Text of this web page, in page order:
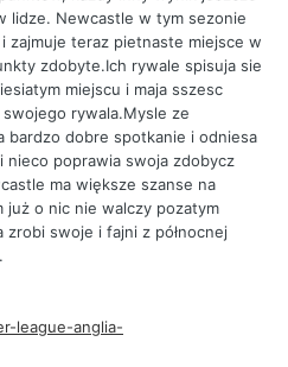
lidze. Newcastle w tym sezonie
zajmuje teraz pietnaste miejsce w
zdobyte.Ich rywale spisuja sie
miejscu i maja sszesc
rywala.Mysle ze
bardzo dobre spotkanie i odniesa
poprawia swoja zdobycz
ma większe szanse na
o nic nie walczy pozatym
zrobi swoje i fajni z północnej
league-anglia-